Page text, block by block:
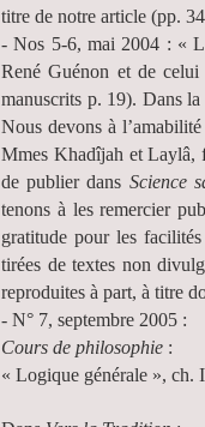
titre de notre article (pp.
- Nos 5-6, mai 2004 : «
René Guénon et de
manuscrits p. 19). Dans
Nous devons à
Mmes Khadîjah et Laylâ,
de publier dans Science
tenons à les remercier
gratitude pour les
tirées de textes non
reproduites à part, à titre
- N° 7, septembre 2005 :
Cours de philosophie :
« Logique générale »,